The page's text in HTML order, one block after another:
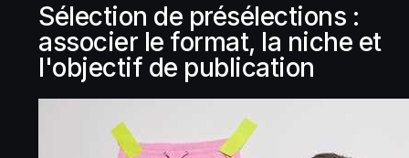
Sélection de présélections :
associer le format, la niche et
l'objectif de publication